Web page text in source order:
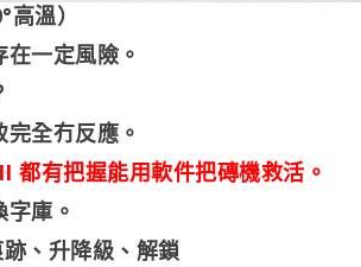
溫）
一定風險。
全冇反應。
都有把握能用軟件把磚機救活。
庫。
、升降級、解鎖